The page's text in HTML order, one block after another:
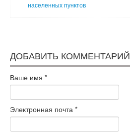
населенных пунктов
ДОБАВИТЬ КОММЕНТАРИЙ
Ваше имя *
Электронная почта *